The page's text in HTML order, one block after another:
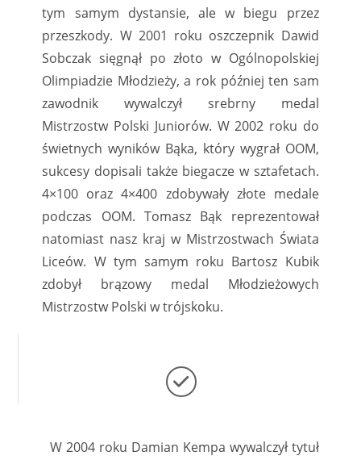
tym samym dystansie, ale w biegu przez
przeszkody. W 2001 roku oszczepnik Dawid
Sobczak sięgnął po złoto w Ogólnopolskiej
Olimpiadzie Młodzieży, a rok później ten sam
zawodnik wywalczył srebrny medal
Mistrzostw Polski Juniorów. W 2002 roku do
świetnych wyników Bąka, który wygrał OOM,
sukcesy dopisali także biegacze w sztafetach.
4×100 oraz 4×400 zdobywały złote medale
podczas OOM. Tomasz Bąk reprezentował
natomiast nasz kraj w Mistrzostwach Świata
Liceów. W tym samym roku Bartosz Kubik
zdobył brązowy medal Młodzieżowych
Mistrzostw Polski w trójskoku.
W 2004 roku Damian Kempa wywalczył tytuł